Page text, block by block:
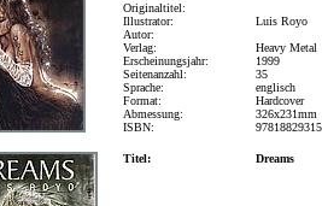
Originaltitel:
Illustrator:
Autor:
Verlag:
Erscheinungsjahr:
Seitenanzahl:
Sprache:
Format:
Abmessung:
ISBN:
Luis Royo
Heavy Metal
1999
35
englisch
Hardcover
326x231mm
Titel: Dreams